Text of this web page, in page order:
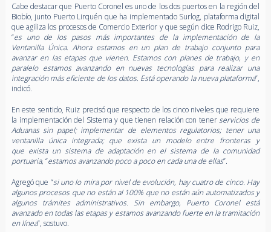
Cabe destacar que Puerto Coronel es uno de los dos puertos en la región del
Biobío, junto Puerto Lirquén que ha implementado Surlog, plataforma digital
que agiliza los procesos de Comercio Exterior y que según dice Rodrigo Ruiz,
“es uno de los pasos más importantes de la implementación de la
Ventanilla Única. Ahora estamos en un plan de trabajo conjunto para
avanzar en las etapas que vienen. Estamos con planes de trabajo, y en
paralelo estamos avanzando en nuevas tecnologías para realizar una
integración más eficiente de los datos. Está operando la nueva plataforma”,
indicó.
En este sentido, Ruiz precisó que respecto de los cinco niveles que requiere
la implementación del Sistema y que tienen relación con tenerservicios de
Aduanas sin papel; implementar de elementos regulatorios; tener una
ventanilla única integrada; que exista un modelo entre fronteras y
que exista un sistema de adaptación en el sistema de la comunidad
portuaria, “estamos avanzando poco a poco en cada una de ellas”.
Agregó que “si uno lo mira por nivel de evolución, hay cuatro de cinco. Hay
algunos procesos que no están al 100% que no están aún automatizados y
algunos trámites administrativos. Sin embargo, Puerto Coronel está
avanzado en todas las etapas y estamos avanzando fuerte en la tramitación
en línea”, sostuvo.